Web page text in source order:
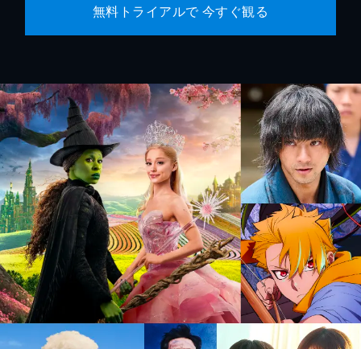
無料トライアルで 今すぐ観る